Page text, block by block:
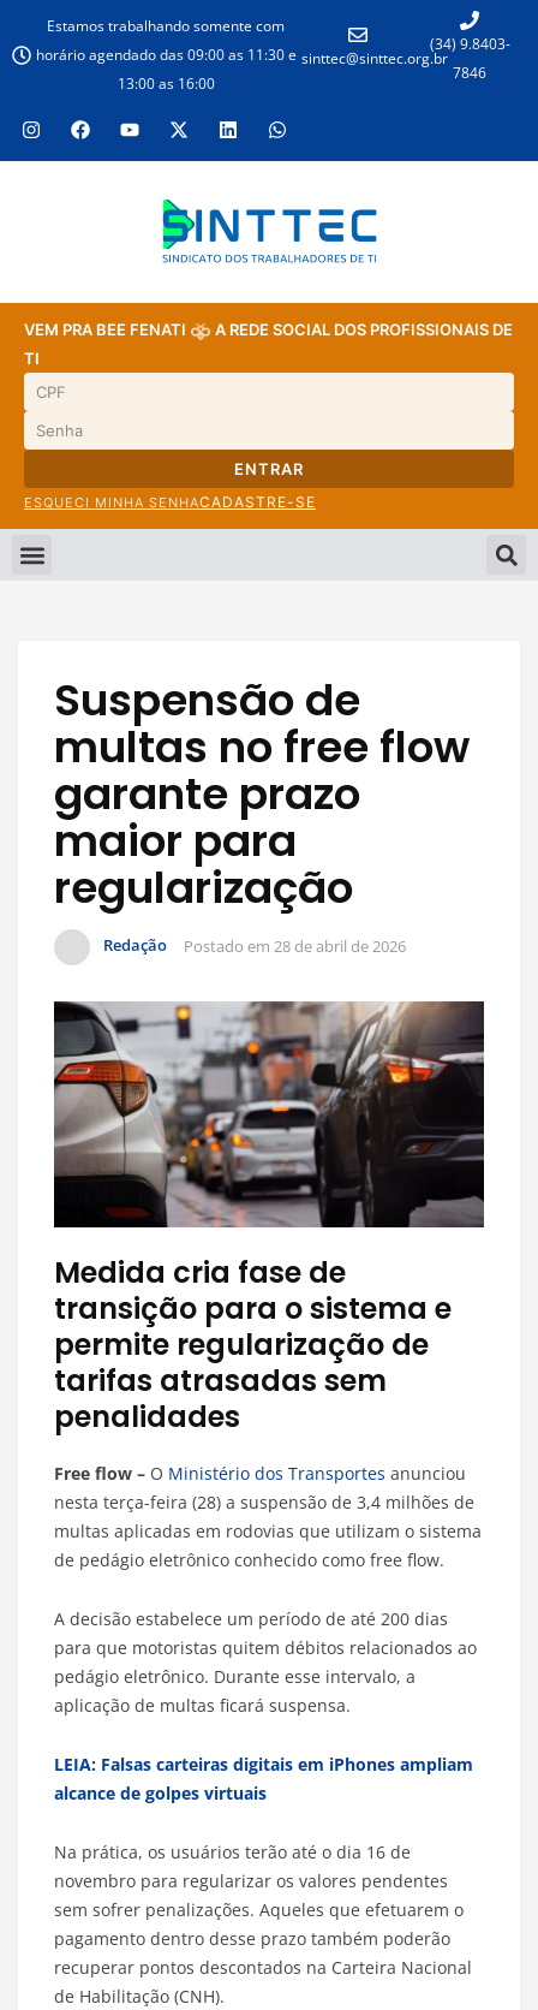
Estamos trabalhando somente com
horário agendado das 09:00 as 11:30 e
13:00 as 16:00
sinttec@sinttec.org.br
(34) 9.8403-
7846
VEM PRA BEE FENATI
A REDE SOCIAL DOS PROFISSIONAIS DE
TI
ENTRAR
ESQUECI MINHA SENHACADASTRE-SE
Suspensão de
multas no free flow
garante prazo
maior para
regularização
Redação Postado em 28 de abril de 2026
Medida cria fase de
transição para o sistema e
permite regularização de
tarifas atrasadas sem
penalidades
Free flow – O Ministério dos Transportes anunciou
nesta terça-feira (28) a suspensão de 3,4 milhões de
multas aplicadas em rodovias que utilizam o sistema
de pedágio eletrônico conhecido como free flow.
A decisão estabelece um período de até 200 dias
para que motoristas quitem débitos relacionados ao
pedágio eletrônico. Durante esse intervalo, a
aplicação de multas ficará suspensa.
LEIA: Falsas carteiras digitais em iPhones ampliam
alcance de golpes virtuais
Na prática, os usuários terão até o dia 16 de
novembro para regularizar os valores pendentes
sem sofrer penalizações. Aqueles que efetuarem o
pagamento dentro desse prazo também poderão
recuperar pontos descontados na Carteira Nacional
de Habilitação (CNH).